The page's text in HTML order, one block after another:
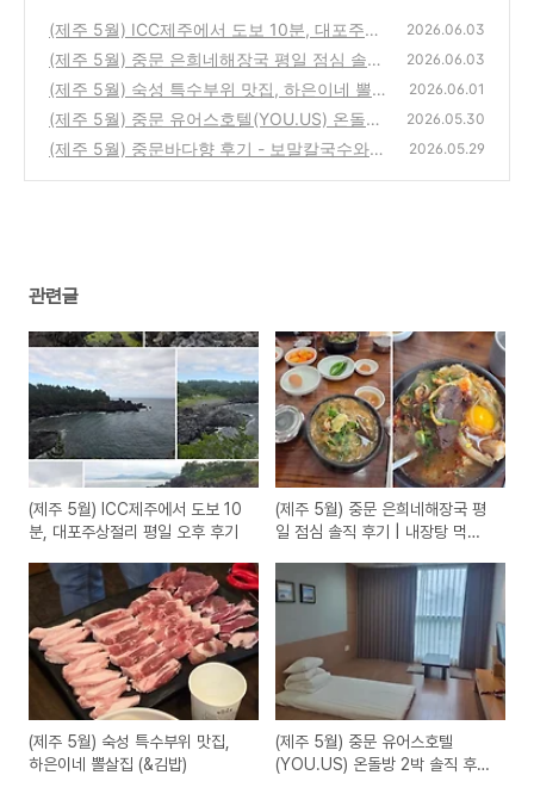
(제주 5월) ICC제주에서 도보 10분, 대포주상
절리 평일 오후 후기
(0)
2026.06.03
(제주 5월) 중문 은희네해장국 평일 점심 솔직
후기 | 내장탕 먹고 속 제대로 풀린 날
(0)
2026.06.03
(제주 5월) 숙성 특수부위 맛집, 하은이네 뽈살
집 (&김밥)
(0)
2026.06.01
(제주 5월) 중문 유어스호텔(YOU.US) 온돌방
2박 솔직 후기 – 성수기 12만원 숙박 실전기
2026.05.30
(제주 5월) 중문바다향 후기 - 보말칼국수와
2026.05.29
관련글
(제주 5월) ICC제주에서 도보 10
분, 대포주상절리 평일 오후 후기
(제주 5월) 중문 은희네해장국 평
일 점심 솔직 후기 | 내장탕 먹고
(제주 5월) 숙성 특수부위 맛집,
하은이네 뽈살집 (&김밥)
(제주 5월) 중문 유어스호텔
(YOU.US) 온돌방 2박 솔직 후기